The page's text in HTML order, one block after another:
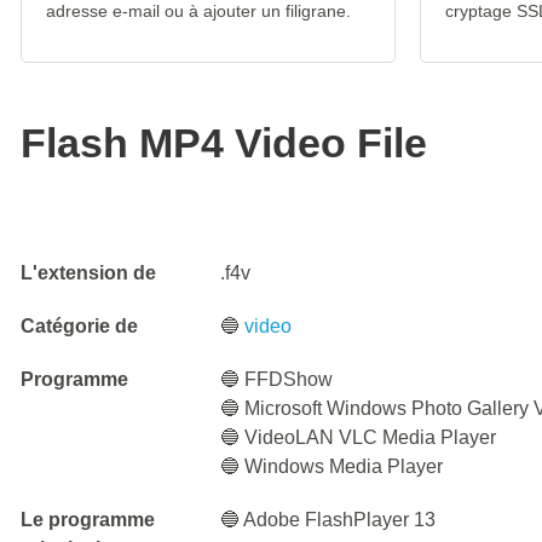
adresse e-mail ou à ajouter un filigrane.
cryptage SSL.
Flash MP4 Video File
L'extension de .f4v
Catégorie de 🔵video
Programme
🔵 FFDShow
🔵 Microsoft Windows Photo Gallery
🔵 VideoLAN VLC Media Player
🔵 Windows Media Player
Le programme
🔵 Adobe FlashPlayer 13